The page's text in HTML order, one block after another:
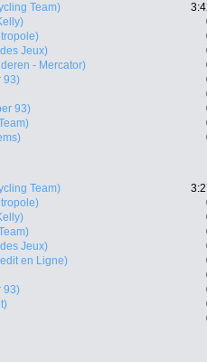
Team)
Jeux)
- Mercator)
93)
93)
Team)
Jeux)
en Ligne)
93)